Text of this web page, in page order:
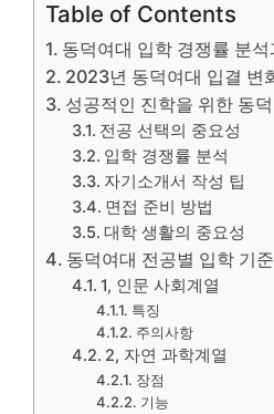
Table of Contents
동덕여대 입학 경쟁률 분
2023년 동덕여대 입결 변
성공적인 진학을 위한 동
전공 선택의 중요성
입학 경쟁률 분석
자기소개서 작성 팁
면접 준비 방법
대학 생활의 중요성
동덕여대 전공별 입학 기
1, 인문 사회계열
특징
주의사항
2, 자연 과학계열
장점
기능